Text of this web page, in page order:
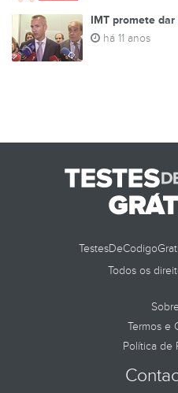
IMT promete
há 11 anos
Todos os
Termos e
Política de